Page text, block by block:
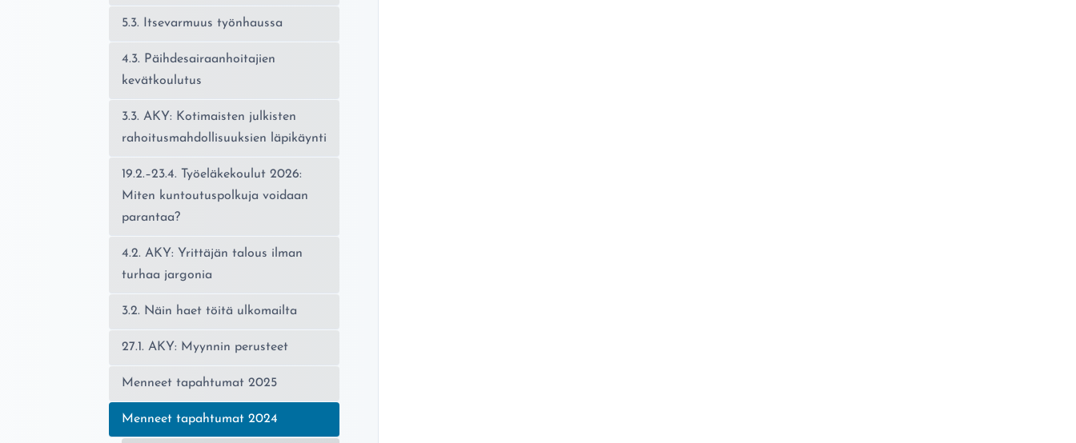
5.3. Itsevarmuus työnhaussa
4.3. Päihdesairaanhoitajien
kevätkoulutus
3.3. AKY: Kotimaisten julkisten
rahoitusmahdollisuuksien läpikäynti
19.2.–23.4. Työeläkekoulut 2026:
Miten kuntoutuspolkuja voidaan
parantaa?
4.2. AKY: Yrittäjän talous ilman
turhaa jargonia
3.2. Näin haet töitä ulkomailta
27.1. AKY: Myynnin perusteet
Menneet tapahtumat 2025
Nykyinen sivu:
Menneet tapahtumat 2024